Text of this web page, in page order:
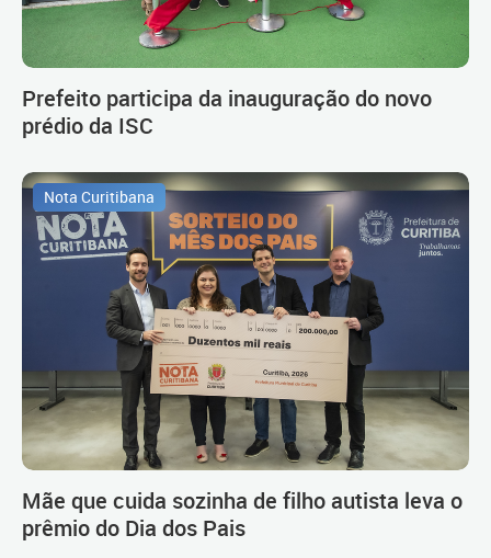
Prefeito participa da inauguração do novo
prédio da ISC
Nota Curitibana
Mãe que cuida sozinha de filho autista leva o
prêmio do Dia dos Pais